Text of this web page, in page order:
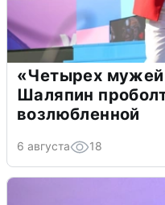
«Четырех мужей
Шаляпин
возлюбленной
6 августа 18